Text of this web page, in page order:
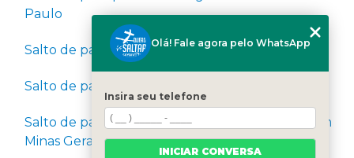
Paulo
Salto de paraquedas em Minas Gerais
Salto de paraquedas para pessoas com medo
Salto de paraquedas para pessoas com medo em
Minas Gerais
Olá! Fale agora pelo WhatsApp
Insira seu telefone
INICIAR CONVERSA